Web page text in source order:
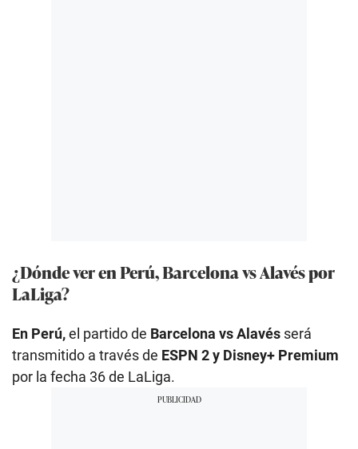
¿Dónde ver en Perú, Barcelona vs Alavés por
LaLiga?
En Perú,el partido de Barcelona vs Alavés será
transmitido a través de ESPN 2 y Disney+ Premium
por la fecha 36 de LaLiga.